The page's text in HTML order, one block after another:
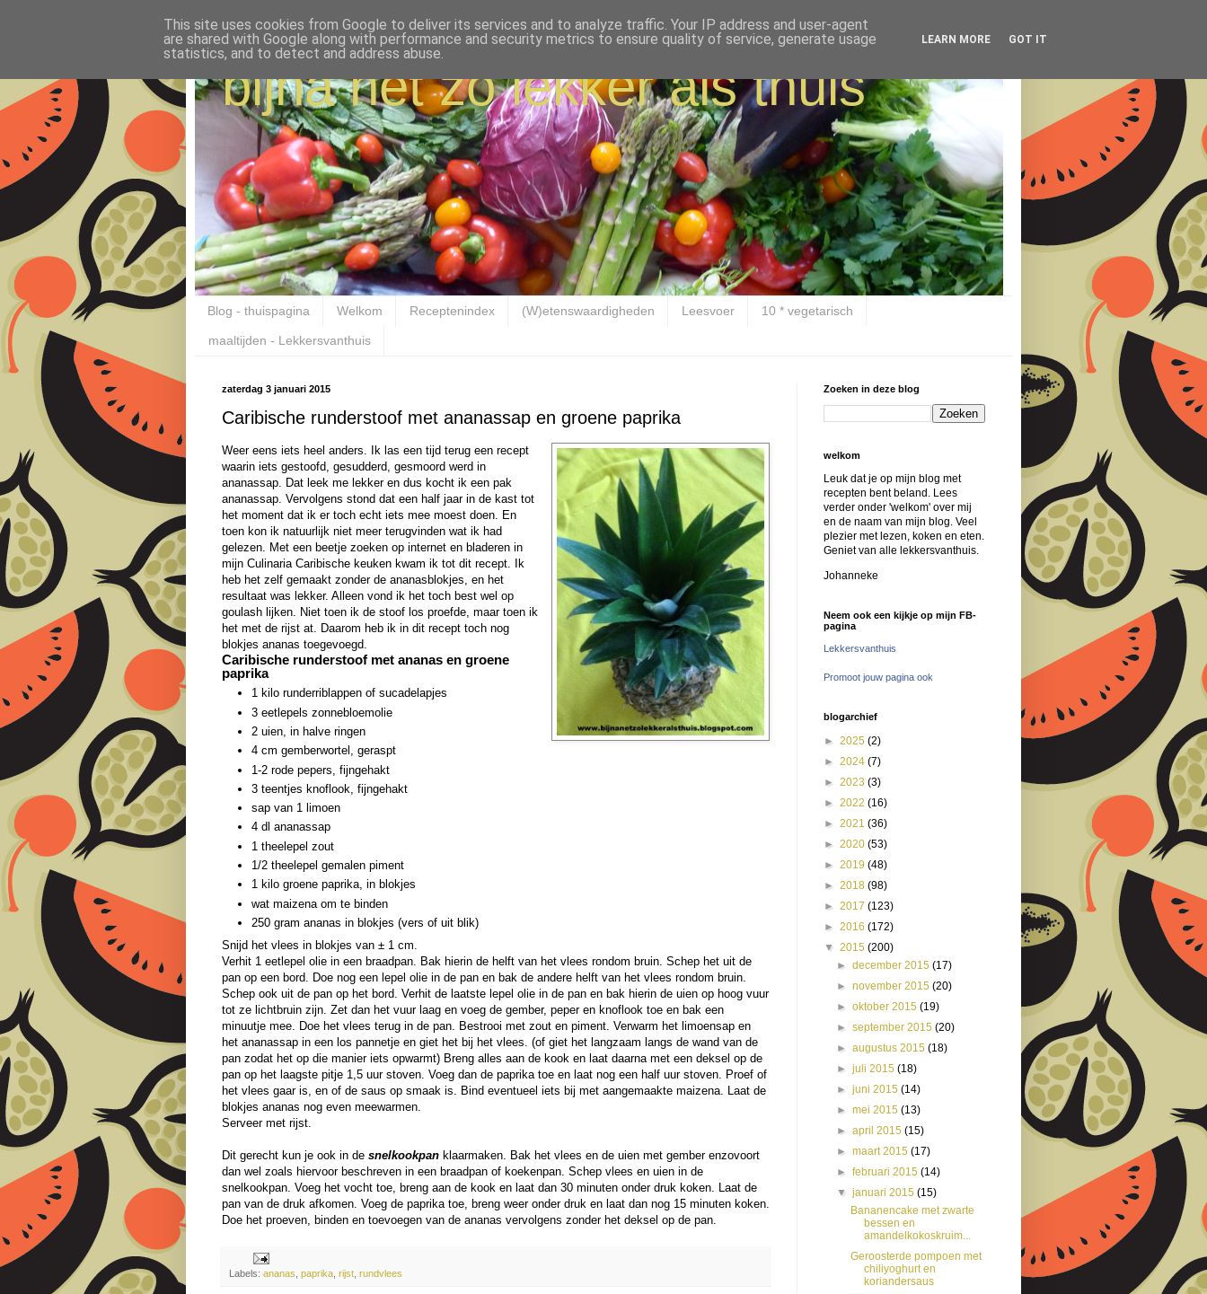
bijna net zo lekker als thuis
Blog - thuispagina Welkom Receptenindex (W)etenswaardigheden Leesvoer 10 * vegetarisch
maaltijden - Lekkersvanthuis
zaterdag 3 januari 2015
Caribische runderstoof met ananassap en groene paprika
Weer eens iets heel anders. Ik las een tijd terug een recept
waarin iets gestoofd, gesudderd, gesmoord werd in
ananassap. Dat leek me lekker en dus kocht ik een pak
ananassap. Vervolgens stond dat een half jaar in de kast tot
het moment dat ik er toch echt iets mee moest doen. En
toen kon ik natuurlijk niet meer terugvinden wat ik had
gelezen. Met een beetje zoeken op internet en bladeren in
mijn Culinaria Caribische keuken kwam ik tot dit recept. Ik
heb het zelf gemaakt zonder de ananasblokjes, en het
resultaat was lekker. Alleen vond ik het toch best wel op
goulash lijken. Niet toen ik de stoof los proefde, maar toen ik
het met de rijst at. Daarom heb ik in dit recept toch nog
blokjes ananas toegevoegd.
Caribische runderstoof met ananas en groene
paprika
1 kilo runderriblappen of sucadelapjes
3 eetlepels zonnebloemolie
2 uien, in halve ringen
4 cm gemberwortel, geraspt
1-2 rode pepers, fijngehakt
3 teentjes knoflook, fijngehakt
sap van 1 limoen
4 dl ananassap
1 theelepel zout
1/2 theelepel gemalen piment
1 kilo groene paprika, in blokjes
wat maizena om te binden
250 gram ananas in blokjes (vers of uit blik)
Snijd het vlees in blokjes van ± 1 cm.
Verhit 1 eetlepel olie in een braadpan. Bak hierin de helft van het vlees rondom bruin. Schep het uit de
pan op een bord. Doe nog een lepel olie in de pan en bak de andere helft van het vlees rondom bruin.
Schep ook uit de pan op het bord. Verhit de laatste lepel olie in de pan en bak hierin de uien op hoog vuur
tot ze lichtbruin zijn. Zet dan het vuur laag en voeg de gember, peper en knoflook toe en bak een
minuutje mee. Doe het vlees terug in de pan. Bestrooi met zout en piment. Verwarm het limoensap en
het ananassap in een los pannetje en giet het bij het vlees. (of giet het langzaam langs de wand van de
pan zodat het op die manier iets opwarmt) Breng alles aan de kook en laat daarna met een deksel op de
pan op het laagste pitje 1,5 uur stoven. Voeg dan de paprika toe en laat nog een half uur stoven. Proef of
het vlees gaar is, en of de saus op smaak is. Bind eventueel iets bij met aangemaakte maizena. Laat de
blokjes ananas nog even meewarmen.
Serveer met rijst.
Dit gerecht kun je ook in de snelkookpan klaarmaken. Bak het vlees en de uien met gember enzovoort
dan wel zoals hiervoor beschreven in een braadpan of koekenpan. Schep vlees en uien in de
snelkookpan. Voeg het vocht toe, breng aan de kook en laat dan 30 minuten onder druk koken. Laat de
pan van de druk afkomen. Voeg de paprika toe, breng weer onder druk en laat dan nog 15 minuten koken.
Doe het proeven, binden en toevoegen van de ananas vervolgens zonder het deksel op de pan.
Labels: ananas paprika rijst rundvlees
Zoeken in deze blog
welkom
Leuk dat je op mijn blog met
recepten bent beland. Lees
verder onder 'welkom' over mij
en de naam van mijn blog. Veel
plezier met lezen, koken en eten.
Geniet van alle lekkersvanthuis.
Johanneke
Neem ook een kijkje op mijn FB-
pagina
Lekkersvanthuis
Promoot jouw pagina ook
blogarchief
► 2025 (2)
► 2024 (7)
► 2023 (3)
► 2022 (16)
► 2021 (36)
► 2020 (53)
► 2019 (48)
► 2018 (98)
► 2017 (123)
► 2016 (172)
▼ 2015 (200)
►december 2015(17)
►november 2015(20)
►oktober 2015(19)
►september 2015(20)
►augustus 2015(18)
►juli 2015(18)
►juni 2015(14)
►mei 2015(13)
►april 2015(15)
►maart 2015(17)
►februari 2015(14)
▼januari 2015(15)
Bananencake met zwarte
bessen en
amandelkokoskruim...
Geroosterde pompoen met
chiliyoghurt en
koriandersaus
This site uses cookies from Google to deliver its services and to analyze traffic. Your IP address and user-agent
are shared with Google along with performance and security metrics to ensure quality of service, generate usage
statistics, and to detect and address abuse.
LEARN MORE GOT IT